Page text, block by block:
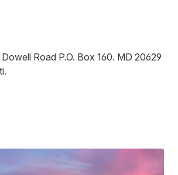
Road P.O. Box 160. MD 20629
.